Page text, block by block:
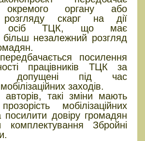
окремого органу або
розгляду скарг на дії
осіб ТЦК, що має
більш незалежний розгляд
посилення
працівників ТЦК за
допущені під час
заходів.
такі зміни мають
мобілізаційних
посилити довіру громадян
Збройні